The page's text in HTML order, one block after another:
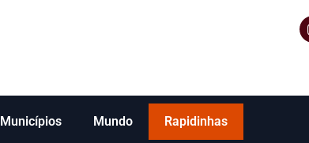
Municípios Mundo Rapidinhas